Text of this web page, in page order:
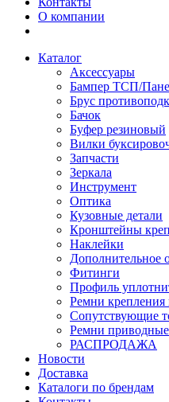
О компании
Каталог
Аксессуары
Бампер ТСП/
Брус
Бачок
Буфер резиновый
Вилки
Запчасти
Зеркала
Инструмент
Оптика
Кузовные детали
Кронштейны
Наклейки
Дополнительное
Фитинги
Профиль
Ремни крепления
Сопутствующие
Ремни приводные
РАСПРОДАЖА
Новости
Доставка
Каталоги по брендам